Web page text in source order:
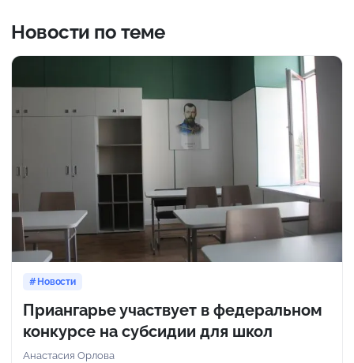
Новости по теме
Новости
Приангарье участвует в федеральном
конкурсе на субсидии для школ
Анастасия Орлова